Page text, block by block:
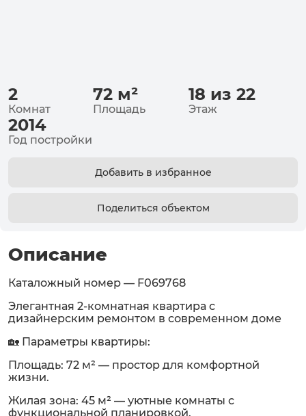
2
Комнат
72 м²
Площадь
18 из 22
Этаж
2014
Год постройки
Добавить в избранное
Поделиться объектом
Описание
Каталожный номер — F069768
Элегантная 2-комнатная квартира с
дизайнерским ремонтом в современном доме
🏡 Параметры квартиры:
Площадь: 72 м² — простор для комфортной
жизни.
Жилая зона: 45 м² — уютные комнаты с
функциональной планировкой.